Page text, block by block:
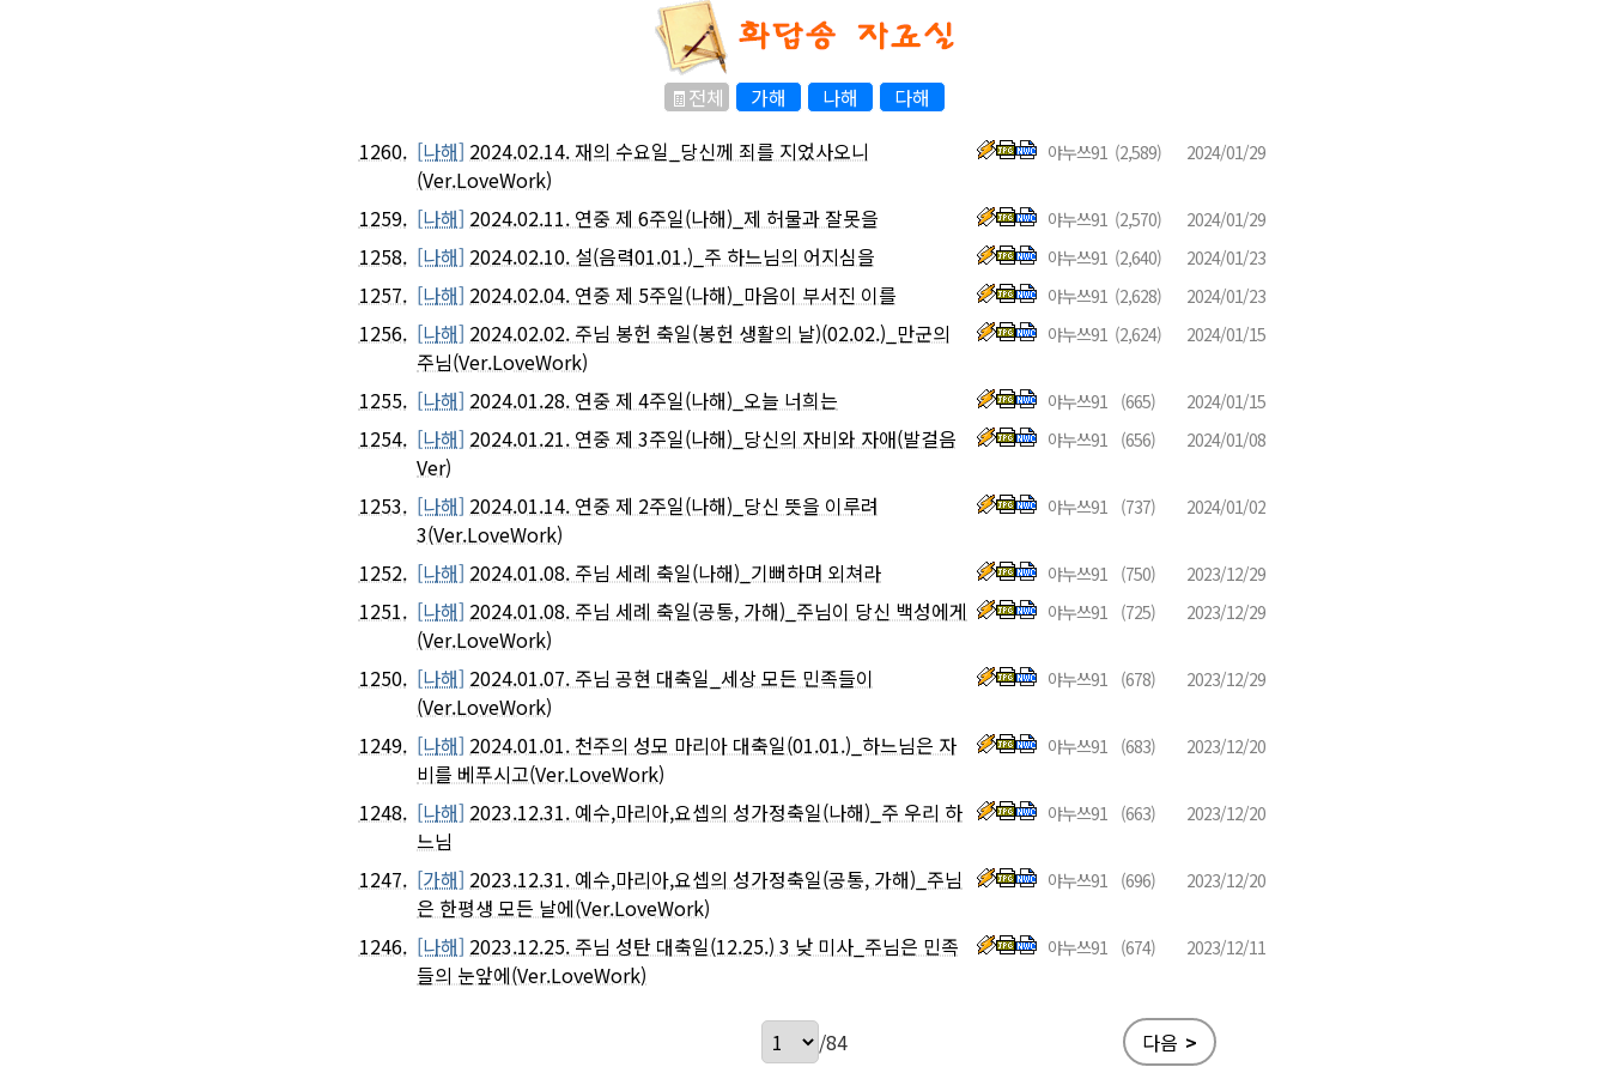
🧾전체 가해 나해
다해
1260. [나해] 2024.02.14. 재의 수요일_당신께 죄를 지었사오니
(Ver.LoveWork)
야누쓰91 (2,589) 2024/01/29
1259. [나해] 2024.02.11. 연중 제 6주일(나해)_제 허물과 잘못을 야누쓰91 (2,570) 2024/01/29
1258. [나해] 2024.02.10. 설(음력01.01.)_주 하느님의 어지심을 야누쓰91 (2,640) 2024/01/23
1257. [나해] 2024.02.04. 연중 제 5주일(나해)_마음이 부서진 이를 야누쓰91 (2,628) 2024/01/23
1256. [나해] 2024.02.02. 주님 봉헌 축일(봉헌 생활의 날)(02.02.)_만군의
주님(Ver.LoveWork)
야누쓰91 (2,624) 2024/01/15
1255. [나해] 2024.01.28. 연중 제 4주일(나해)_오늘 너희는 야누쓰91 (665) 2024/01/15
1254. [나해] 2024.01.21. 연중 제 3주일(나해)_당신의 자비와 자애(발걸음
Ver)
야누쓰91 (656) 2024/01/08
1253. [나해] 2024.01.14. 연중 제 2주일(나해)_당신 뜻을 이루려
3(Ver.LoveWork)
야누쓰91 (737) 2024/01/02
1252. [나해] 2024.01.08. 주님 세례 축일(나해)_기뻐하며 외쳐라 야누쓰91 (750) 2023/12/29
1251. [나해] 2024.01.08. 주님 세례 축일(공통, 가해)_주님이 당신 백성에게
(Ver.LoveWork)
야누쓰91 (725) 2023/12/29
1250. [나해] 2024.01.07. 주님 공현 대축일_세상 모든 민족들이
(Ver.LoveWork)
야누쓰91 (678) 2023/12/29
1249. [나해] 2024.01.01. 천주의 성모 마리아 대축일(01.01.)_하느님은 자
비를 베푸시고(Ver.LoveWork)
야누쓰91 (683) 2023/12/20
1248. [나해] 2023.12.31. 예수,마리아,요셉의 성가정축일(나해)_주 우리 하
느님
야누쓰91 (663) 2023/12/20
1247. [가해] 2023.12.31. 예수,마리아,요셉의 성가정축일(공통, 가해)_주님
은 한평생 모든 날에(Ver.LoveWork)
야누쓰91 (696) 2023/12/20
1246. [나해] 2023.12.25. 주님 성탄 대축일(12.25.) 3 낮 미사_주님은 민족
들의 눈앞에(Ver.LoveWork)
야누쓰91 (674) 2023/12/11
/84 다음 >